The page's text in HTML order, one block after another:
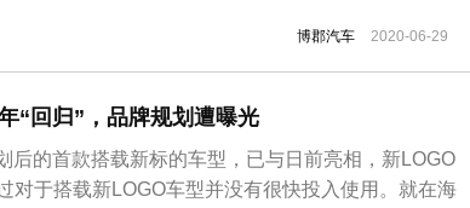
进者合作以回笼资金，优先解决员工社保、公积金和
部信中称在没有外部资金注...
博郡汽车 2020-06-29
“回归”，品牌规划遭曝光
后的首款搭载新标的车型，已与日前亮相，新LOGO
对于搭载新LOGO车型并没有很快投入使用。就在海